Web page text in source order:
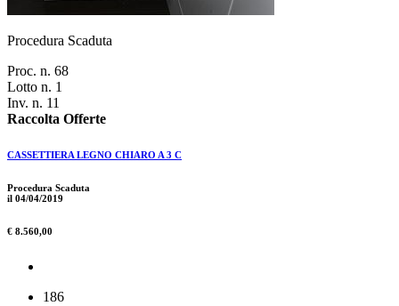
Procedura Scaduta
Proc. n. 68
Lotto n. 1
Inv. n. 11
Raccolta Offerte
CASSETTIERA LEGNO CHIARO A 3 C
Procedura Scaduta
il 04/04/2019
€ 8.560,00
186